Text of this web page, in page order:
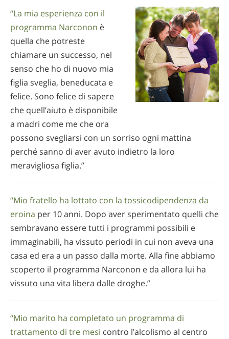
“La mia esperienza con il
programma Narconon è
quella che potreste
chiamare un successo, nel
senso che ho di nuovo mia
figlia sveglia, beneducata e
felice. Sono felice di sapere
che quell’aiuto è disponibile
a madri come me che ora
possono svegliarsi con un sorriso ogni mattina
perché sanno di aver avuto indietro la loro
meravigliosa figlia.”
“Mio fratello ha lottato con la tossicodipendenza da
eroina per 10 anni. Dopo aver sperimentato quelli che
sembravano essere tutti i programmi possibili e
immaginabili, ha vissuto periodi in cui non aveva una
casa ed era a un passo dalla morte. Alla fine abbiamo
scoperto il programma Narconon e da allora lui ha
vissuto una vita libera dalle droghe.”
“Mio marito ha completato un programma di
trattamento di tre mesi contro l’alcolismo al centro